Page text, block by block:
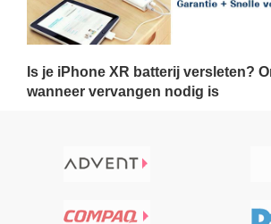
Is je iPhone XR batterij versleten?
wanneer vervangen nodig is